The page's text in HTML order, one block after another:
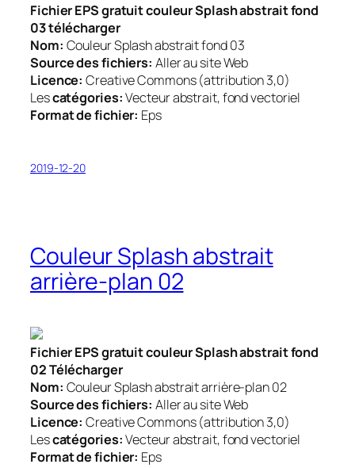
Fichier EPS gratuit couleur Splash abstrait fond
03 télécharger
Nom: Couleur Splash abstrait fond 03
Source des fichiers: Aller au site Web
Licence: Creative Commons (attribution 3,0)
Lescatégories:Vecteur abstrait, fond vectoriel
Format de fichier: Eps
2019-12-20
Couleur Splash abstrait
arrière-plan 02
Fichier EPS gratuit couleur Splash abstrait fond
02 Télécharger
Nom: Couleur Splash abstrait arrière-plan 02
Source des fichiers: Aller au site Web
Licence: Creative Commons (attribution 3,0)
Lescatégories:Vecteur abstrait, fond vectoriel
Format de fichier: Eps